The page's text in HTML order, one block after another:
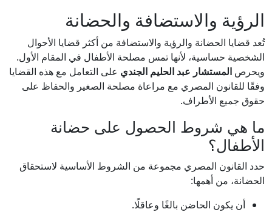
الرؤية والاستضافة والحضانة
تُعد قضايا الحضانة والرؤية والاستضافة من أكثر قضايا الأحوال
الشخصية حساسية، لأنها تمس مصلحة الأطفال في المقام الأول.
ويحرص المستشار عبد الحليم الجندي على التعامل مع هذه القضايا
وفقًا للقانون المصري مع مراعاة مصلحة الصغير والحفاظ على
حقوق جميع الأطراف.
ما هي شروط الحصول على حضانة
الأطفال؟
حدد القانون المصري مجموعة من الشروط الأساسية لاستحقاق
الحضانة، من أهمها:
أن يكون الحاضن بالغًا وعاقلًا.